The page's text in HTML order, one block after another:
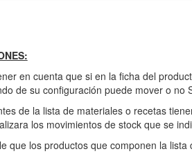
en cuenta que si en la ficha del
de su configuración puede mover o no
de la lista de materiales o recetas
los movimientos de stock que se
que los productos que componen la